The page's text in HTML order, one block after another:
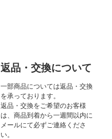
返品・交換について
一部商品については返品・交換
を承っております。
返品・交換をご希望のお客様
は、商品到着から一週間以内に
メールにて必ずご連絡くださ
い。